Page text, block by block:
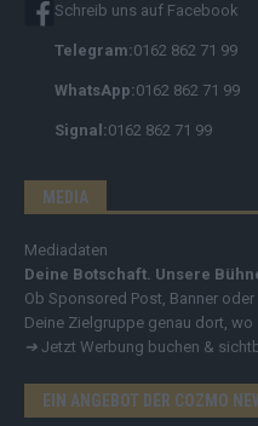
Schreib uns auf Facebook
Telegram:0162 862 71 99
WhatsApp:0162 862 71 99
Signal:0162 862 71 99
MEDIA
Mediadaten
Deine Botschaft. Unsere
Ob Sponsored Post, Banner
Deine Zielgruppe genau dort, wo
➔ Jetzt Werbung buchen &
EIN ANGEBOT DER COZMO